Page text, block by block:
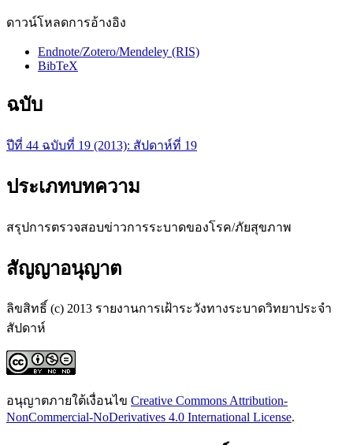
ดาวน์โหลดการอ้างอิง
Endnote/Zotero/Mendeley (RIS)
BibTeX
ฉบับ
ปีที่ 44 ฉบับที่ 19 (2013): สัปดาห์ที่ 19
ประเภทบทความ
สรุปการตรวจสอบข่าวการระบาดของโรค/ภัยสุขภาพ
สัญญาอนุญาต
ลิขสิทธิ์ (c) 2013 รายงานการเฝ้าระวังทางระบาดวิทยาประจำ
สัปดาห์
อนุญาตภายใต้เงื่อนไข Creative Commons Attribution-
NonCommercial-NoDerivatives 4.0 International License.